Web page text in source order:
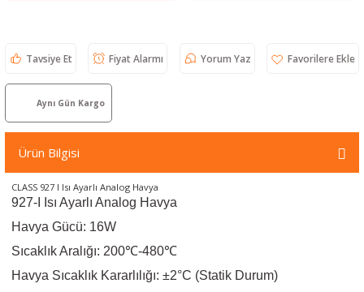
Cihazları
Tavsiye Et Fiyat Alarmı Yorum Yaz
Aynı Gün Kargo
Ürün Bilgisi
CLASS 927 I Isı Ayarlı Analog Havya
927-I Isı Ayarlı Analog Havya
Havya Gücü: 16W
Sıcaklık Aralığı: 200℃-480℃
Havya Sıcaklık Kararlılığı: ±2°C (Statik Durum)